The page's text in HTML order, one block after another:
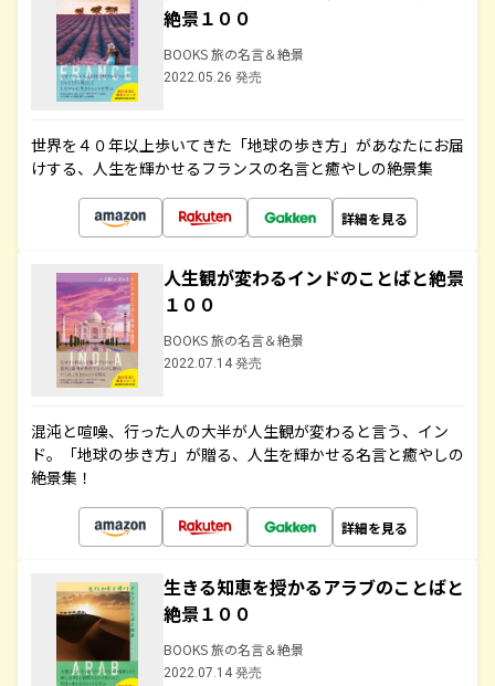
絶景１００
BOOKS 旅の名言＆絶景
2022.05.26 発売
世界を４０年以上歩いてきた「地球の歩き方」があなたにお届
けする、人生を輝かせるフランスの名言と癒やしの絶景集
詳細を見る
人生観が変わるインドのことばと絶景
１００
BOOKS 旅の名言＆絶景
2022.07.14 発売
混沌と喧噪、行った人の大半が人生観が変わると言う、イン
ド。「地球の歩き方」が贈る、人生を輝かせる名言と癒やしの
絶景集！
詳細を見る
生きる知恵を授かるアラブのことばと
絶景１００
BOOKS 旅の名言＆絶景
2022.07.14 発売